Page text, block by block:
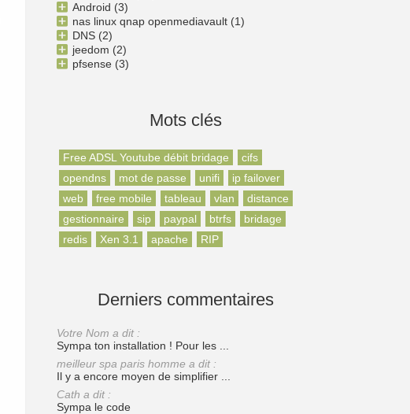
Android (3)
nas linux qnap openmediavault (1)
DNS (2)
jeedom (2)
pfsense (3)
Mots clés
Free ADSL Youtube débit bridage
cifs
opendns
mot de passe unifi
ip failover
web
free mobile tableau vlan
distance
gestionnaire
sip paypal btrfs
bridage
redis
Xen 3.1 apache RIP
Derniers commentaires
Votre Nom a dit :
Sympa ton installation ! Pour les ...
meilleur spa paris homme a dit :
Il y a encore moyen de simplifier ...
Cath a dit :
Sympa le code